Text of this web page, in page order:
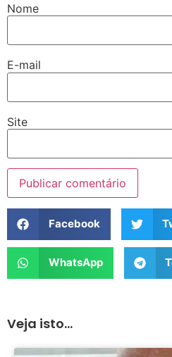
Nome
E-mail
Site
Facebook
WhatsApp
Veja isto...